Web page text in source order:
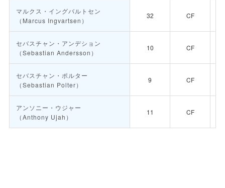
マルクス・イングバルトセン
（Marcus Ingvartsen）
32 CF
セバスチャン・アンデション
（Sebastian Andersson）
10 CF
セバスチャン・ポルター
（Sebastian Polter）
9 CF
アンソニー・ウジャー
（Anthony Ujah）
11 CF